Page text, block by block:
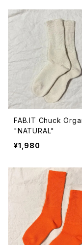
FAB.IT Chuck
"NATURAL"
¥1,980